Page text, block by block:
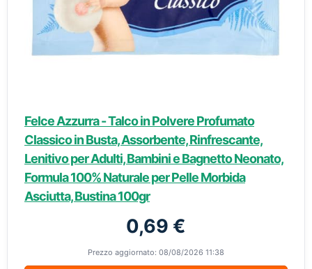
Felce Azzurra - Talco in Polvere Profumato
Classico in Busta, Assorbente, Rinfrescante,
Lenitivo per Adulti, Bambini e Bagnetto Neonato,
Formula 100% Naturale per Pelle Morbida
Asciutta, Bustina 100gr
0,69 €
Prezzo aggiornato: 08/08/2026 11:38